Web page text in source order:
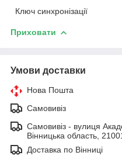
Ключ синхронізації
Приховати
Умови доставки
Нова Пошта
Самовивіз
Самовивіз - вулиця
Вінницька область,
Доставка по Вінниці